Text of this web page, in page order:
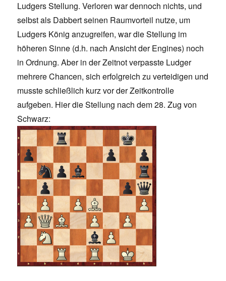
Ludgers Stellung. Verloren war dennoch nichts, und
selbst als Dabbert seinen Raumvorteil nutze, um
Ludgers König anzugreifen, war die Stellung im
höheren Sinne (d.h. nach Ansicht der Engines) noch
in Ordnung. Aber in der Zeitnot verpasste Ludger
mehrere Chancen, sich erfolgreich zu verteidigen und
musste schließlich kurz vor der Zeitkontrolle
aufgeben. Hier die Stellung nach dem 28. Zug von
Schwarz: